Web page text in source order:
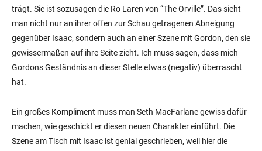
trägt. Sie ist sozusagen die Ro Laren von “The Orville”. Das sieht
man nicht nur an ihrer offen zur Schau getragenen Abneigung
gegenüber Isaac, sondern auch an einer Szene mit Gordon, den sie
gewissermaßen auf ihre Seite zieht. Ich muss sagen, dass mich
Gordons Geständnis an dieser Stelle etwas (negativ) überrascht
hat.
Ein großes Kompliment muss man Seth MacFarlane gewiss dafür
machen, wie geschickt er diesen neuen Charakter einführt. Die
Szene am Tisch mit Isaac ist genial geschrieben, weil hier die